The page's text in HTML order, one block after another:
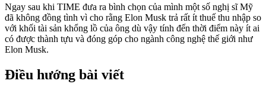
Ngay sau khi TIME đưa ra bình chọn của mình một số nghị sĩ Mỹ
đã không đồng tình vì cho rằng Elon Musk trả rất ít thuế thu nhập so
với khối tài sản khổng lồ của ông dù vậy tính đến thời điểm này ít ai
có được thành tựu và đóng góp cho ngành công nghệ thế giới như
Elon Musk.
Điều hướng bài viết